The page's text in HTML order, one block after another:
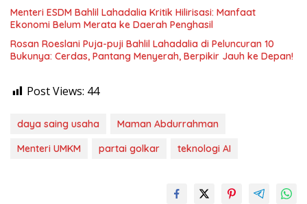
Menteri ESDM Bahlil Lahadalia Kritik Hilirisasi: Manfaat
Ekonomi Belum Merata ke Daerah Penghasil
Rosan Roeslani Puja-puji Bahlil Lahadalia di Peluncuran 10
Bukunya: Cerdas, Pantang Menyerah, Berpikir Jauh ke Depan!
Post Views: 44
daya saing usaha
Maman Abdurrahman
Menteri UMKM
partai golkar teknologi AI